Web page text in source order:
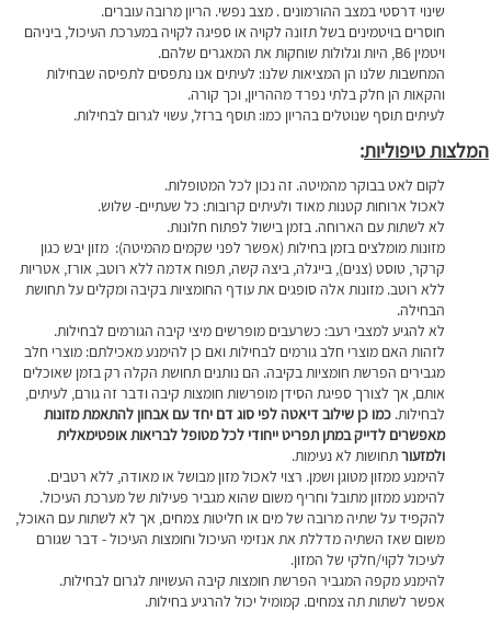
שינוי דרסטי במצב ההורמונים . מצב נפשי. הריון מרובה עוברים.
חוסרים בויטמינים בשל תזונה לקויה או ספיגה לקויה במערכת העיכול, ביניהם
ויטמין B6, היות וגלולות שוחקות את המאגרים שלהם.
המחשבות שלנו הן המציאות שלנו: לעיתים אנו נתפסים לתפיסה שבחילות
והקאות הן חלק בלתי נפרד מההריון, וכך קורה.
לעיתים תוסף שנוטלים בהריון כמו: תוסף ברזל, עשוי לגרום לבחילות.
המלצות טיפוליות:
לקום לאט בבוקר מהמיטה. זה נכון לכל המטופלות.
לאכול ארוחות קטנות מאוד ולעיתים קרובות: כל שעתיים- שלוש.
לא לשתות עם הארוחה. בזמן בישול לפתוח חלונות.
מזונות מומלצים בזמן בחילות (אפשר לפני שקמים מהמיטה): מזון יבש כגון
קרקר, טוסט (צנים), בייגלה, ביצה קשה, תפוח אדמה ללא רוטב, אורז, אטריות
ללא רוטב. מזונות אלה סופגים את עודף החומציות בקיבה ומקלים על תחושת
הבחילה.
לא להגיע למצבי רעב: כשרעבים מופרשים מיצי קיבה הגורמים לבחילות.
לזהות האם מוצרי חלב גורמים לבחילות ואם כן להימנע מאכילתם: מוצרי חלב
מגבירים הפרשת חומציות בקיבה. הם נותנים תחושת הקלה רק בזמן שאוכלים
אותם, אך לצורך ספיגת הסידן מופרשות חומצות קיבה ודבר זה גורם, לעיתים,
לבחילות. כמו כן שילוב דיאטה לפי סוג דם יחד עם אבחון להתאמתמזונות
מאפשרים לדייק במתן תפריט ייחודי לכל מטופל לבריאות אופטימאלית
ולמזעורתחושות לא נעימות.
להימנע ממזון מטוגן ושמן. רצוי לאכול מזון מבושל או מאודה, ללא רטבים.
להימנע ממזון מתובל וחריף משום שהוא מגביר פעילות של מערכת העיכול.
להקפיד על שתיה מרובה של מים או חליטות צמחים, אך לא לשתות עם האוכל,
משום שאז השתיה מדללת את אנזימי העיכול וחומצות העיכול - דבר שגורם
לעיכול לקוי/חלקי של המזון.
להימנע מקפה המגביר הפרשת חומצות קיבה העשויות לגרום לבחילות.
אפשר לשתות תה צמחים. קמומיל יכול להרגיע בחילות.